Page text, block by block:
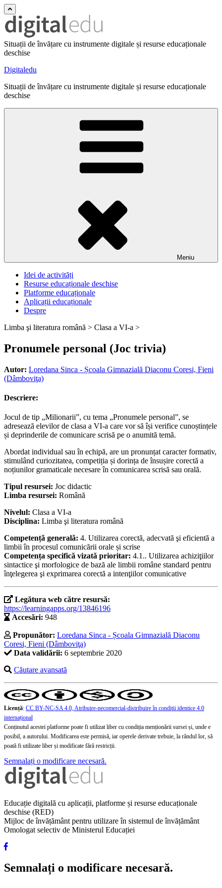
Situații de învățare cu instrumente digitale și resurse educaționale
deschise
Digitaledu
Situații de învățare cu instrumente digitale și resurse educaționale
deschise
Meniu
Idei de activități
Resurse educaționale deschise
Platforme educaționale
Aplicații educaționale
Despre
Limba şi literatura română > Clasa a VI-a >
Pronumele personal (Joc trivia)
Autor: Loredana Sinca - Școala Gimnazială Diaconu Coresi, Fieni
(Dâmboviţa)
Descriere:
Jocul de tip „Milionarii”, cu tema „Pronumele personal”, se
adresează elevilor de clasa a VI-a care vor să își verifice cunoștințele
și deprinderile de comunicare scrisă pe o anumită temă.
Abordat individual sau în echipă, are un pronunțat caracter formativ,
stimulând curiozitatea, competiția și dorința de însușire corectă a
noțiunilor gramaticale necesare în comunicarea scrisă sau orală.
Tipul resursei: Joc didactic
Limba resursei: Română
Nivelul: Clasa a VI-a
Disciplina: Limba şi literatura română
Competență generală: 4. Utilizarea corectă, adecvată şi eficientă a
limbii în procesul comunicării orale și scrise
Competența specifică vizată prioritar: 4.1.. Utilizarea achiziţiilor
sintactice şi morfologice de bază ale limbii române standard pentru
înţelegerea şi exprimarea corectă a intenţiilor comunicative
Legătura web către resursă:
https://learningapps.org/13846196
Accesări: 948
Propunător: Loredana Sinca - Școala Gimnazială Diaconu
Coresi, Fieni (Dâmboviţa)
Data validării: 6 septembrie 2020
Căutare avansată
Licență: CC BY-NC-SA 4.0, Atribuire-necomercial-distribuire în condiţii identice 4.0
internațional
Conținutul acestei platforme poate fi utilizat liber cu condiția menționării sursei și, unde e
posibil, a autorului. Modificarea este permisă, iar operele derivate trebuie, la rândul lor, să
poată fi utilizate liber și modificate fără restricții.
Semnalați o modificare necesară.
Educație digitală cu aplicații, platforme și resurse educaționale
deschise (RED)
Mijloc de învățământ pentru utilizare în sistemul de învățământ
Omologat selectiv de Ministerul Educației
Semnalați o modificare necesară.